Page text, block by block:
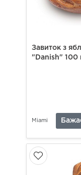
Завиток з
"Danish" 100
Miami